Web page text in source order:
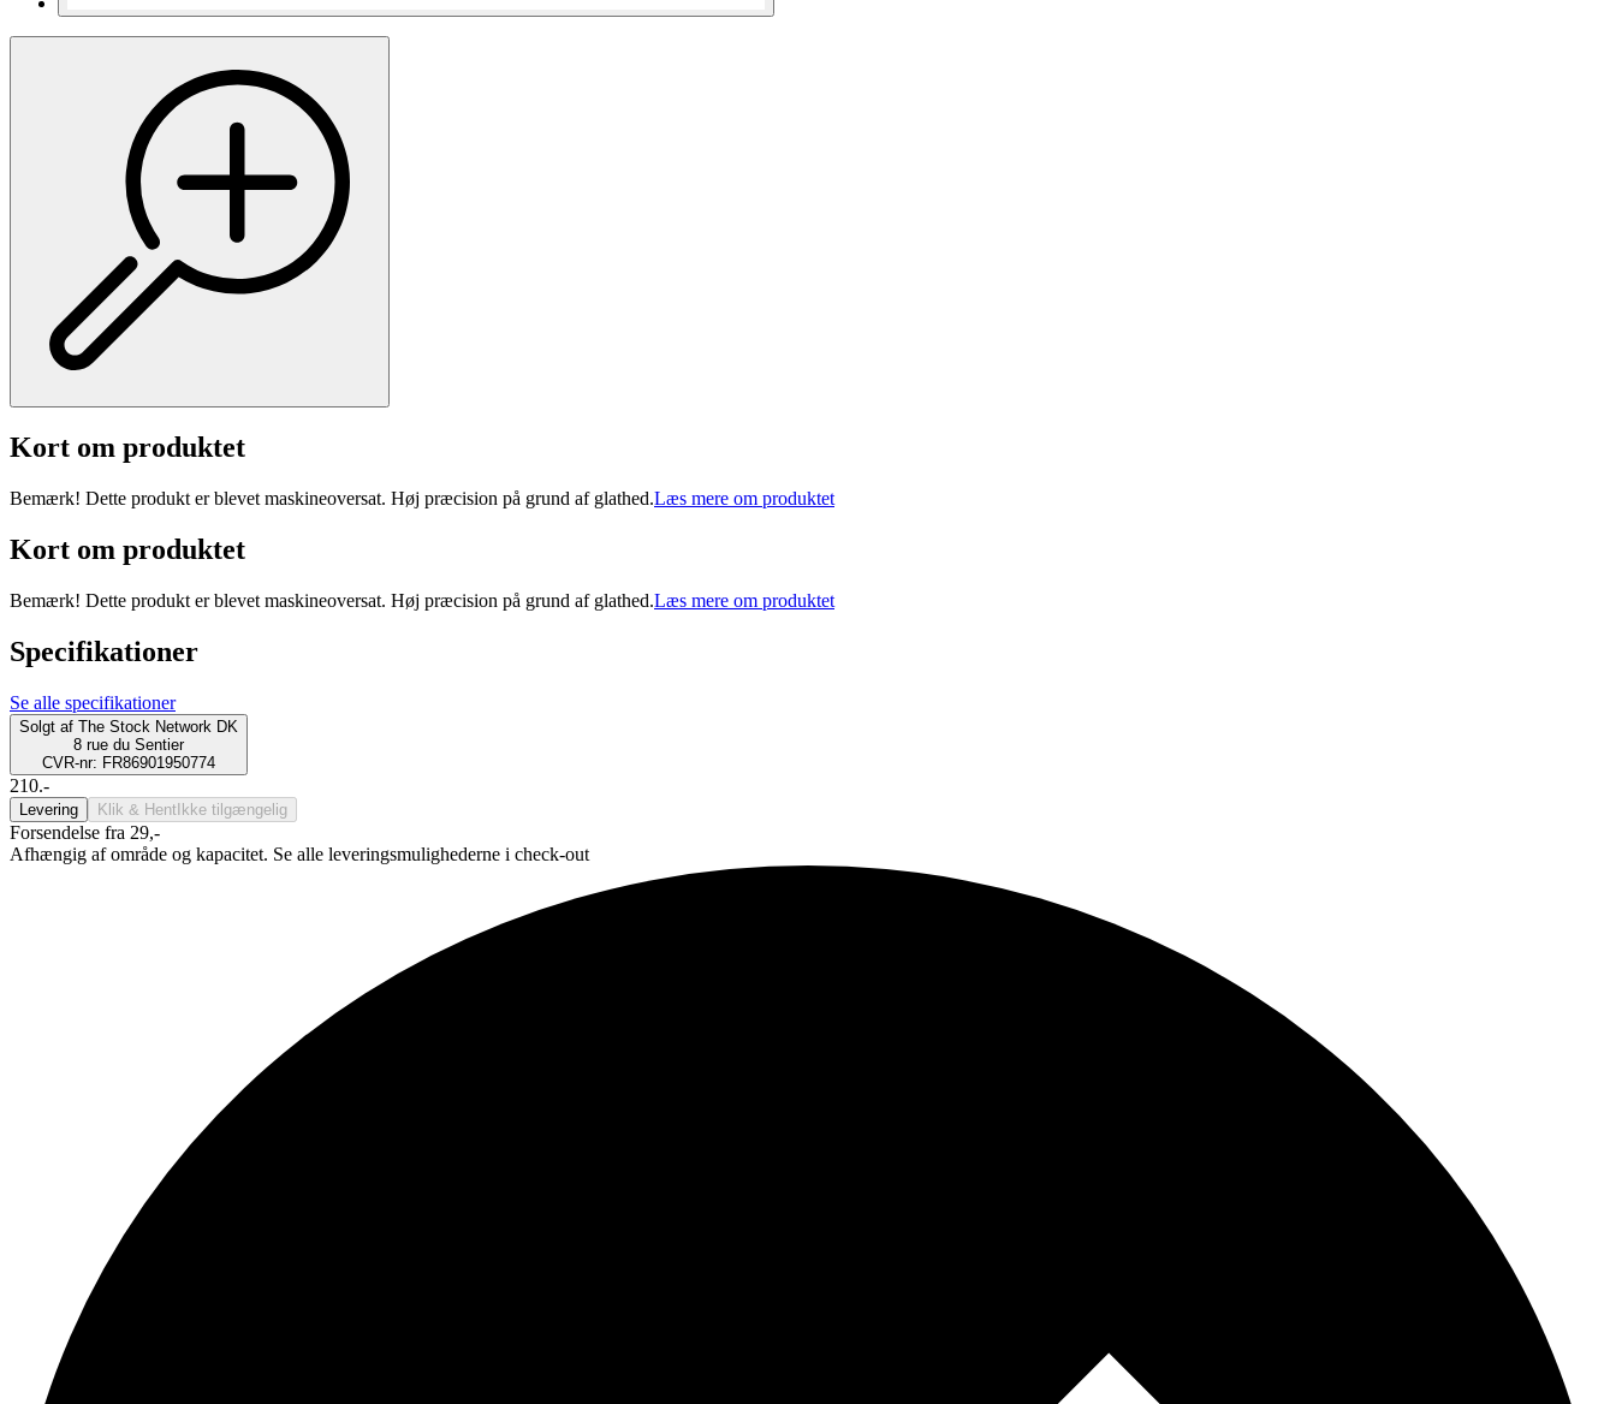
Kort om produktet
Bemærk! Dette produkt er blevet maskineoversat. Høj præcision på grund af glathed.Læs mere om produktet
Kort om produktet
Bemærk! Dette produkt er blevet maskineoversat. Høj præcision på grund af glathed.Læs mere om produktet
Specifikationer
Se alle specifikationer
Solgt af The Stock Network DK
8 rue du Sentier
CVR-nr: FR86901950774
210.-
Levering Klik & Hent Ikke tilgængelig
Forsendelse fra 29,-
Afhængig af område og kapacitet. Se alle leveringsmulighederne i check-out